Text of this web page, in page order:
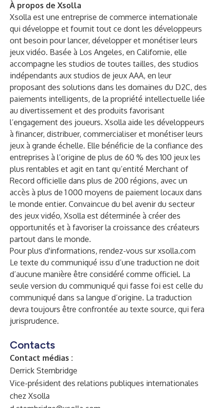
À propos de Xsolla
Xsolla est une entreprise de commerce internationale
qui développe et fournit tout ce dont les développeurs
ont besoin pour lancer, développer et monétiser leurs
jeux vidéo. Basée à Los Angeles, en Californie, elle
accompagne les studios de toutes tailles, des studios
indépendants aux studios de jeux AAA, en leur
proposant des solutions dans les domaines du D2C, des
paiements intelligents, de la propriété intellectuelle liée
au divertissement et des produits favorisant
l’engagement des joueurs. Xsolla aide les développeurs
à financer, distribuer, commercialiser et monétiser leurs
jeux à grande échelle. Elle bénéficie de la confiance des
entreprises à l’origine de plus de 60 % des 100 jeux les
plus rentables et agit en tant qu’entité Merchant of
Record officielle dans plus de 200 régions, avec un
accès à plus de 1 000 moyens de paiement locaux dans
le monde entier. Convaincue du bel avenir du secteur
des jeux vidéo, Xsolla est déterminée à créer des
opportunités et à favoriser la croissance des créateurs
partout dans le monde.
Pour plus d'informations, rendez-vous surxsolla.com
Le texte du communiqué issu d’une traduction ne doit
d’aucune manière être considéré comme officiel. La
seule version du communiqué qui fasse foi est celle du
communiqué dans sa langue d’origine. La traduction
devra toujours être confrontée au texte source, qui fera
jurisprudence.
Contacts
Contact médias :
Derrick Stembridge
Vice-président des relations publiques internationales
chez Xsolla